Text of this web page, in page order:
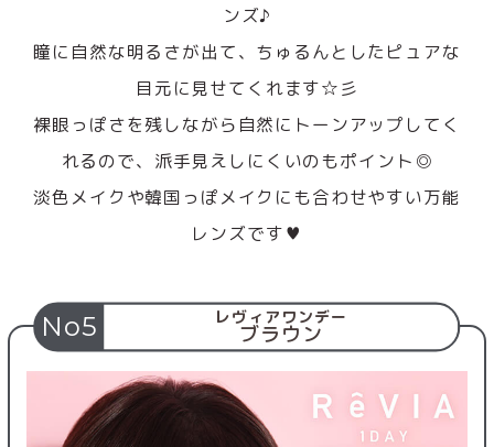
ンズ♪
瞳に自然な明るさが出て、ちゅるんとしたピュアな
目元に見せてくれます☆彡
裸眼っぽさを残しながら自然にトーンアップしてく
れるので、派手見えしにくいのもポイント◎
淡色メイクや韓国っぽメイクにも合わせやすい万能
レンズです♥
No5 レヴィアワンデー
ブラウン